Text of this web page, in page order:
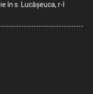
în s. Lucășeuca, r-l